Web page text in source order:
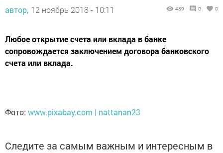
автор, 12 ноябрь 2018 - 10:11 439 0 0
Любое открытие счета или вклада в банке
сопровождается заключением договора банковского
счета или вклада.
Фото: www.pixabay.com | nattanan23
Следите за самым важным и интересным в